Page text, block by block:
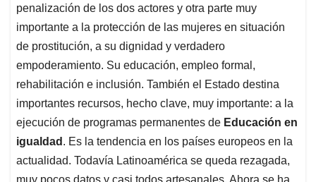
penalización de los dos actores y otra parte muy
importante a la protección de las mujeres en situación
de prostitución, a su dignidad y verdadero
empoderamiento. Su educación, empleo formal,
rehabilitación e inclusión. También el Estado destina
importantes recursos, hecho clave, muy importante: a la
ejecución de programas permanentes de Educación en
igualdad . Es la tendencia en los países europeos en la
actualidad. Todavía Latinoamérica se queda rezagada,